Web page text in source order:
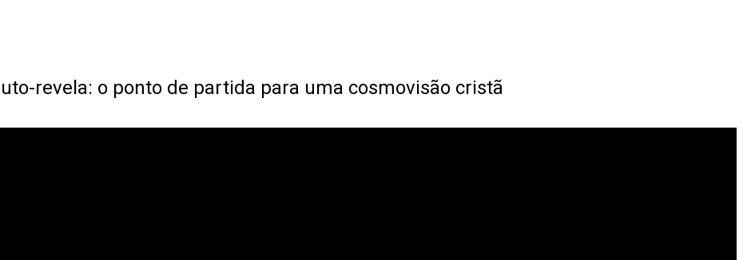
revela: o ponto de partida para uma cosmovisão cristã